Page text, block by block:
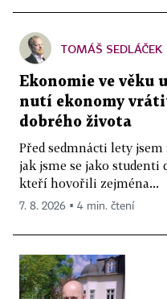
TOMÁŠ SEDLÁČEK
Ekonomie ve věku
nutí ekonomy
dobrého života
Před sedmnácti lety
jak jsme se jako studenti
kteří hovořili zejména...
7. 8. 2026 ▪ 4 min. čtení